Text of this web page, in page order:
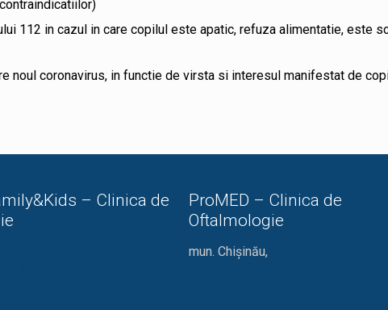
112 in cazul in care copilul este apatic, refuza alimentatie, este
noul coronavirus, in functie de virsta si interesul manifestat de
– Clinica de
ProMED – Clinica de
Oftalmologie
mun. Chișinău,